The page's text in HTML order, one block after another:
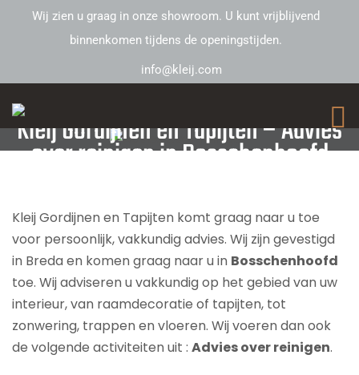
Wij zien u graag in onze showroom. U kunt vrijblijvend
binnenkomen tijdens de openingstijden.
info@kleij.com
Kleij Gordijnen en Tapijten – Advies
over reinigen in Bosschenhoofd
Kleij Gordijnen en Tapijten komt graag naar u toe
voor persoonlijk, vakkundig advies. Wij zijn gevestigd
in Breda en komen graag naar u in Bosschenhoofd
toe. Wij adviseren u vakkundig op het gebied van uw
interieur, van raamdecoratie of tapijten, tot
zonwering, trappen en vloeren. Wij voeren dan ook
de volgende activiteiten uit : Advies over reinigen.